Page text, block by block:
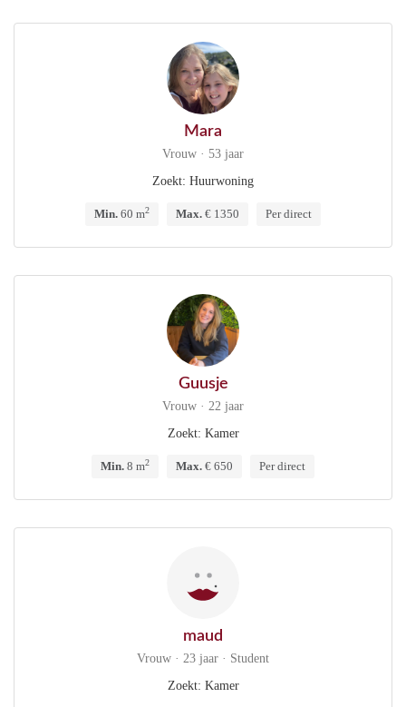
Mara
Vrouw · 53 jaar
Zoekt: Huurwoning
Min. 60 m2 Max. € 1350 Per direct
Guusje
Vrouw · 22 jaar
Zoekt: Kamer
Min. 8 m2 Max. € 650 Per direct
maud
Vrouw · 23 jaar · Student
Zoekt: Kamer